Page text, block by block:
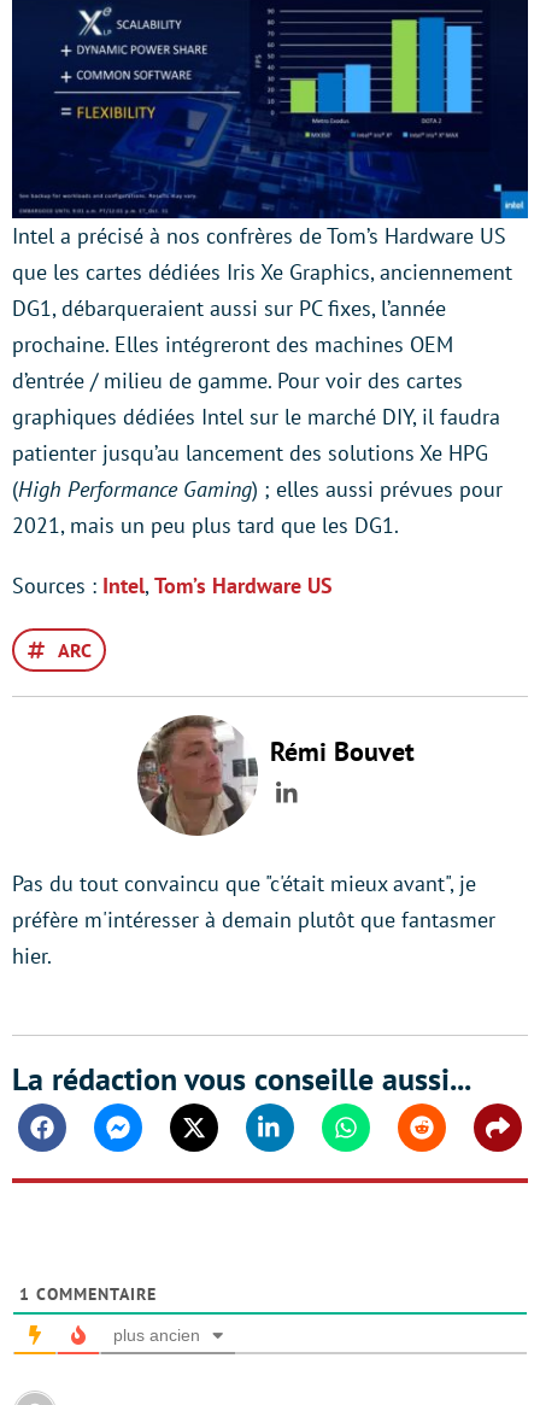
Intel a précisé à nos confrères de Tom’s Hardware US
que les cartes dédiées Iris Xe Graphics, anciennement
DG1, débarqueraient aussi sur PC fixes, l’année
prochaine. Elles intégreront des machines OEM
d’entrée / milieu de gamme. Pour voir des cartes
graphiques dédiées Intel sur le marché DIY, il faudra
patienter jusqu’au lancement des solutions Xe HPG
(High Performance Gaming) ; elles aussi prévues pour
2021, mais un peu plus tard que les DG1.
Sources : Intel,Tom’s Hardware US
ARC
Rémi Bouvet
LinkedIn
Pas du tout convaincu que "c'était mieux avant", je
préfère m'intéresser à demain plutôt que fantasmer
hier.
La rédaction vous conseille aussi...
FacebookMessengerTwitter Linkedin WhatsappReddit
1 COMMENTAIRE
plus ancien